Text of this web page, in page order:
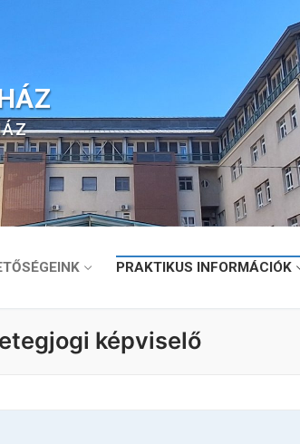
PRAKTIKUS INFORMÁCIÓK
képviselő